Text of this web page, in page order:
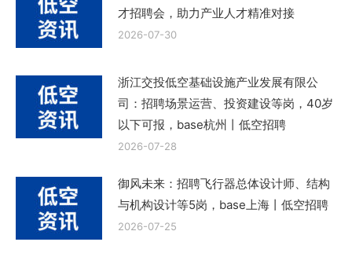
才招聘会，助力产业人才精准对接
2026-07-30
浙江交投低空基础设施产业发展有限公
司：招聘场景运营、投资建设等岗，40岁
以下可报，base杭州丨低空招聘
2026-07-28
御风未来：招聘飞行器总体设计师、结构
与机构设计等5岗，base上海丨低空招聘
2026-07-25